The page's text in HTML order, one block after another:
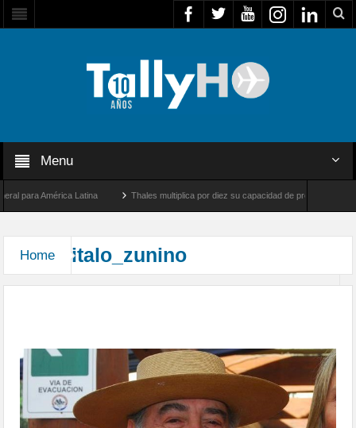
Menu
para América Latina Thales multiplica por diez su capacidad de producción de
Home italo_zunino